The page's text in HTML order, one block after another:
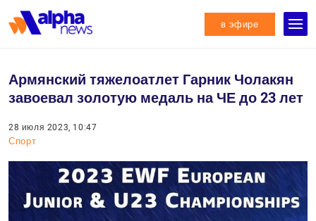
в эфире
Армянский тяжелоатлет Гарник Чолакян
завоевал золотую медаль на ЧЕ до 23 лет
28 июля 2023, 10:47
Спорт